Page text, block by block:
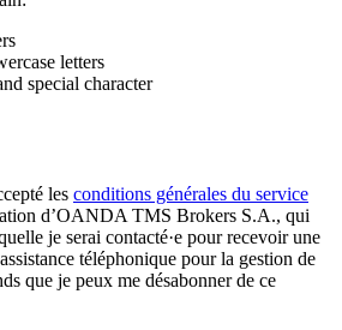
letters
special character
les conditions générales du service
d’OANDA TMS Brokers S.A., qui
je serai contacté·e pour recevoir une
téléphonique pour la gestion de
que je peux me désabonner de ce